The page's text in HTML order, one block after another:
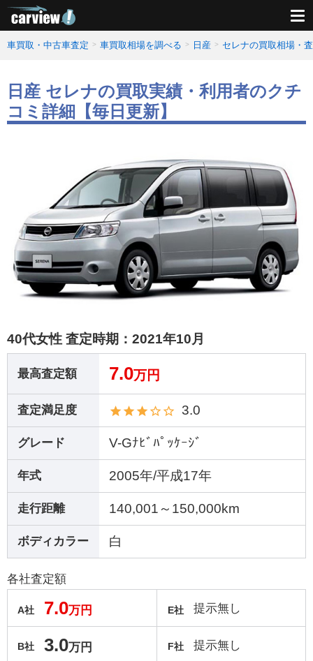
車買取・中古車査定 車買取相場を調べる 日産 セレナの買取相場・
日産 セレナの買取実績・利用者のクチ
コミ詳細【毎日更新】
40代女性 査定時期： 2021年10月
最高査定額 7.0万円
査定満足度 3.0
グレード V-Gﾅﾋﾞﾊﾟｯｹｰｼﾞ
年式 2005年/平成17年
走行距離 140,001～150,000km
ボディカラー 白
各社査定額
A社 7.0万円
B社 3.0万円
E社 提示無し
F社 提示無し